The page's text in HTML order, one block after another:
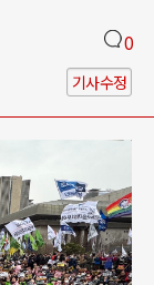
0
기사수정